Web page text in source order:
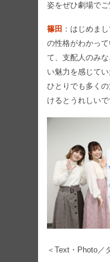
姿をぜひ劇場でご
篠田 ：はじめま
の性格がわかっ
て、支配人のみ
い魅力を感じて
ひとりでも多く
けるとうれしいで
＜Text・Photo／